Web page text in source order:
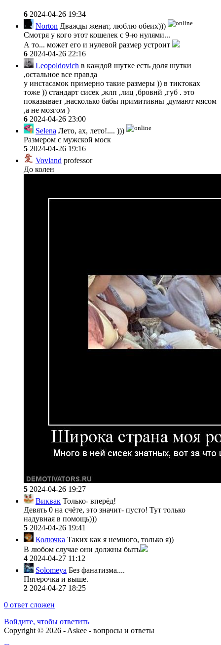
6 2024-04-26 19:34
Norton Дважды женат, люблю обеих)))
Смотря у кого этот кошелек с 9-ю нулями...
А то... может его и нулевой размер устроит
6 2024-04-26 22:16
Leopoldovich в каждой шутке есть доля шутки
,остальное все правда
у инстасамок примерно такие размеры )) в тиктоках
тоже )) стандарт сисек ,жлп ,лиц ,бровнй ,губ . это
показывает ,насколько бабы примитивны ,думают мясом
,а не мозгом )
6 2024-04-26 23:00
Selena Лето, ах, лето!.... )))
Размером с мужской моск
5 2024-04-26 19:16
Vovland professor
До колен
5 2024-04-26 19:27
Виквак Только- вперёд!
Девять 0 на счёте, это значит- пусто! Тут только
надувная в помощь)))
5 2024-04-26 19:41
Колючка Таких как я немного, только я))
В любом случае они должны быть
4 2024-04-27 11:12
Solomeya Без фанатизма....
Пятерочка и выше.
2 2024-04-27 18:25
0 ответ сложен
Войдите, чтобы ответить
Copyright © 2026 - Askee - вопросы и ответы